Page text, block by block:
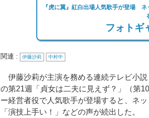
『虎に翼』紅白出場人気歌手が登場
フォトギ
関連 : 伊藤沙莉 中村中
伊藤沙莉が主演を務める連続テレビ小説
の第21週「貞女は二夫に見えず？」（第
ー経営者役で人気歌手が登場すると、ネ
「演技上手い！」などの声が続出した。